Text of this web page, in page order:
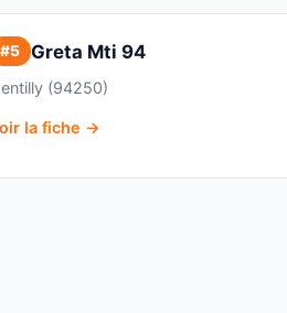
#5 Greta Mti 94
(94250)
la fiche →